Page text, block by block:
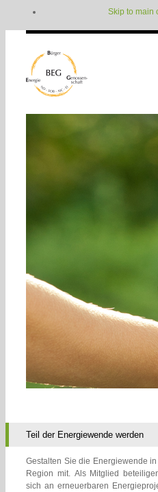
Skip to main
Teil der Energiewende werden
Gestalten Sie die Energiewende
Region mit. Als Mitglied
sich an erneuerbaren